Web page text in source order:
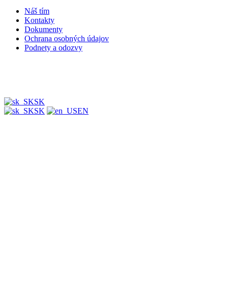
Náš tím
Kontakty
Dokumenty
Ochrana osobných údajov
Podnety a odozvy
SK
SK
EN